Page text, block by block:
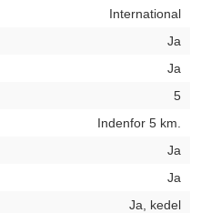
International
Ja
Ja
5
Indenfor 5 km.
Ja
Ja
Ja, kedel